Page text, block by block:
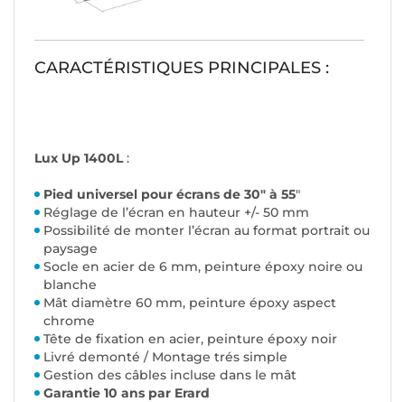
CARACTÉRISTIQUES PRINCIPALES :
Lux Up 1400L:
Pied universel pour écrans de 30" à 55"
Réglage de l’écran en hauteur +/- 50 mm
Possibilité de monter l’écran au format portrait ou
paysage
Socle en acier de 6 mm, peinture époxy noire ou
blanche
Mât diamètre 60 mm, peinture époxy aspect
chrome
Tête de fixation en acier, peinture époxy noir
Livré demonté / Montage trés simple
Gestion des câbles incluse dans le mât
Garantie 10 ans par Erard